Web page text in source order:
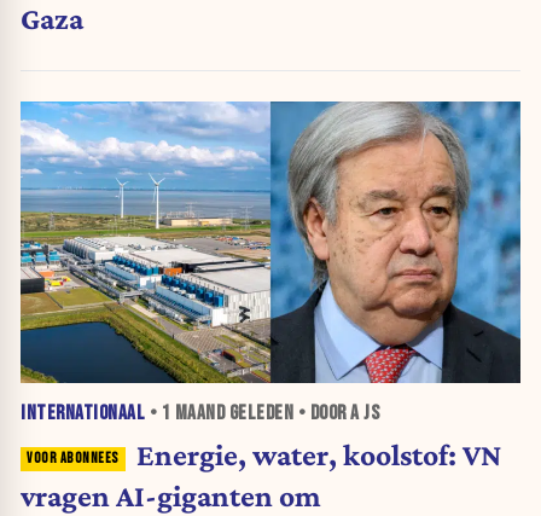
Gaza
INTERNATIONAAL • 1 MAANDGELEDEN • DOOR A JS
Energie, water, koolstof: VN
vragen AI-giganten om